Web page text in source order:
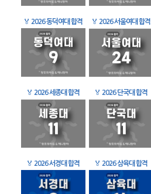
🏅 2026 동덕여대 합격 🏅 2026 서울여대 합격
🏅 2026 세종대 합격 🏅 2026 단국대 합격
🏅 2026 서경대 합격 🏅 2026 삼육대 합격